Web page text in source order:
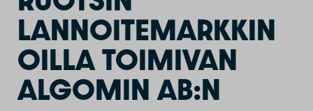
LANNOITEMARKKIN
OILLA TOIMIVAN
ALGOMIN AB:N